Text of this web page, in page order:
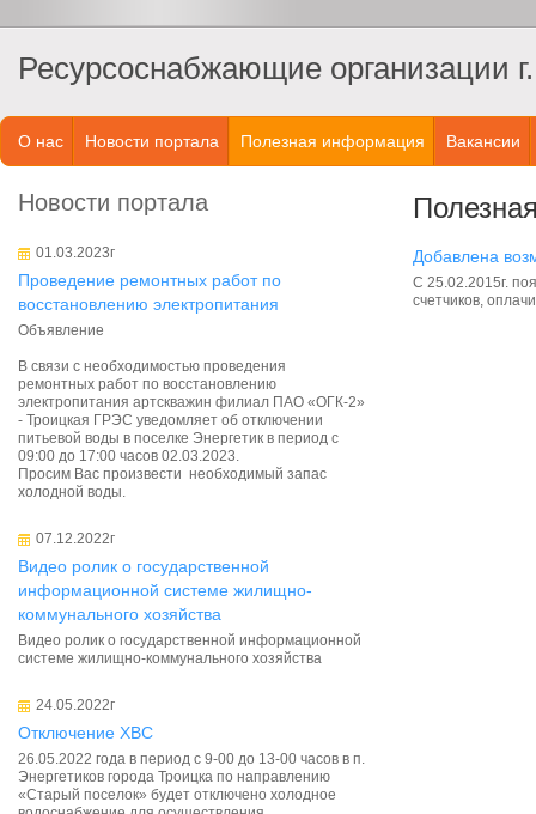
Ресурсоснабжающие организации
О нас Новости портала Полезная информация Вакансии
Новости портала
01.03.2023г
Проведение ремонтных работ по
восстановлению электропитания
Объявление
В связи с необходимостью проведения
ремонтных работ по восстановлению
электропитания артскважин филиал ПАО «ОГК-2»
- Троицкая ГРЭС уведомляет об отключении
питьевой воды в поселке Энергетик в период с
09:00 до 17:00 часов 02.03.2023.
Просим Вас произвести необходимый запас
холодной воды.
07.12.2022г
Видео ролик о государственной
информационной системе жилищно-
коммунального хозяйства
Видео ролик о государственной информационной
системе жилищно-коммунального хозяйства
24.05.2022г
Отключение ХВС
26.05.2022 года в период с 9-00 до 13-00 часов в п.
Энергетиков города Троицка по направлению
«Старый поселок» будет отключено холодное
Добавлена
С 25.02.2015г.
счетчиков,